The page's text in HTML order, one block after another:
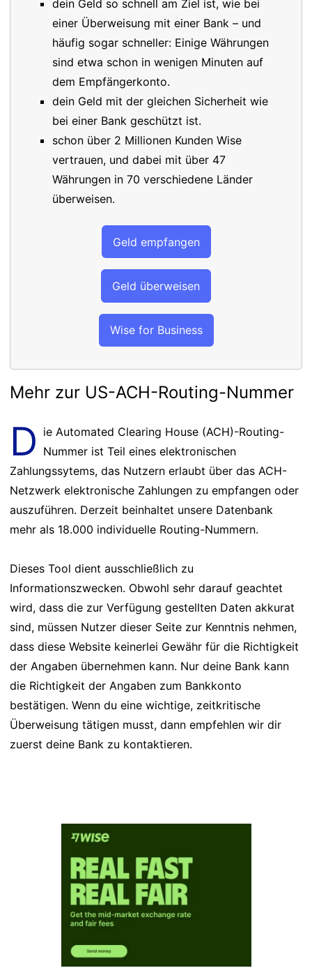
dein Geld so schnell am Ziel ist, wie bei
einer Überweisung mit einer Bank – und
häufig sogar schneller: Einige Währungen
sind etwa schon in wenigen Minuten auf
dem Empfängerkonto.
dein Geld mit der gleichen Sicherheit wie
bei einer Bank geschützt ist.
schon über 2 Millionen Kunden Wise
vertrauen, und dabei mit über 47
Währungen in 70 verschiedene Länder
überweisen.
Geld empfangen
Geld überweisen
Wise for Business
Mehr zur US-ACH-Routing-Nummer
D ie Automated Clearing House (ACH)-Routing-
Nummer ist Teil eines elektronischen
Zahlungssytems, das Nutzern erlaubt über das ACH-
Netzwerk elektronische Zahlungen zu empfangen oder
auszuführen. Derzeit beinhaltet unsere Datenbank
mehr als 18.000 individuelle Routing-Nummern.
Dieses Tool dient ausschließlich zu
Informationszwecken. Obwohl sehr darauf geachtet
wird, dass die zur Verfügung gestellten Daten akkurat
sind, müssen Nutzer dieser Seite zur Kenntnis nehmen,
dass diese Website keinerlei Gewähr für die Richtigkeit
der Angaben übernehmen kann. Nur deine Bank kann
die Richtigkeit der Angaben zum Bankkonto
bestätigen. Wenn du eine wichtige, zeitkritische
Überweisung tätigen musst, dann empfehlen wir dir
zuerst deine Bank zu kontaktieren.